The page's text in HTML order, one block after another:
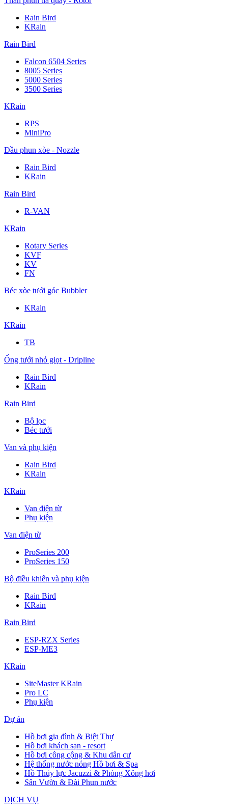
Rain Bird
KRain
Rain Bird
Falcon 6504 Series
8005 Series
5000 Series
3500 Series
KRain
RPS
MiniPro
Đầu phun xòe - Nozzle
Rain Bird
KRain
Rain Bird
R-VAN
KRain
Rotary Series
KVF
KV
FN
Béc xòe tưới góc Bubbler
KRain
KRain
TB
Ống tưới nhỏ giọt - Dripline
Rain Bird
KRain
Rain Bird
Bộ lọc
Béc tưới
Van và phụ kiện
Rain Bird
KRain
KRain
Van điện từ
Phụ kiện
Van điện từ
ProSeries 200
ProSeries 150
Bộ điều khiển và phụ kiện
Rain Bird
KRain
Rain Bird
ESP-RZX Series
ESP-ME3
KRain
SiteMaster KRain
Pro LC
Phụ kiện
Dự án
Hồ bơi gia đình & Biệt Thự
Hồ bơi khách sạn - resort
Hồ bơi công cộng & Khu dân cư
Hệ thống nước nóng Hồ bơi & Spa
Hồ Thủy lực Jacuzzi & Phòng Xông hơi
Sân Vườn & Đài Phun nước
DỊCH VỤ